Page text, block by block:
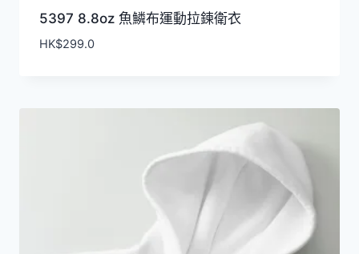
5397 8.8oz 魚鱗布運動拉鍊衛衣
HK$299.0